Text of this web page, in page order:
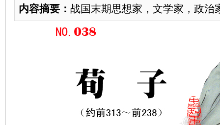
内容摘要： 战国末期思想家，文学家，政治